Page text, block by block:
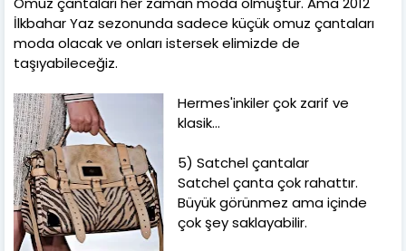
İlkbahar Yaz sezonunda sadece küçük omuz çantaları
moda olacak ve onları istersek elimizde de
taşıyabileceğiz.
Hermes'inkiler çok zarif ve
klasik...
5) Satchel çantalar
Satchel çanta çok rahattır.
Büyük görünmez ama içinde
çok şey saklayabilir.